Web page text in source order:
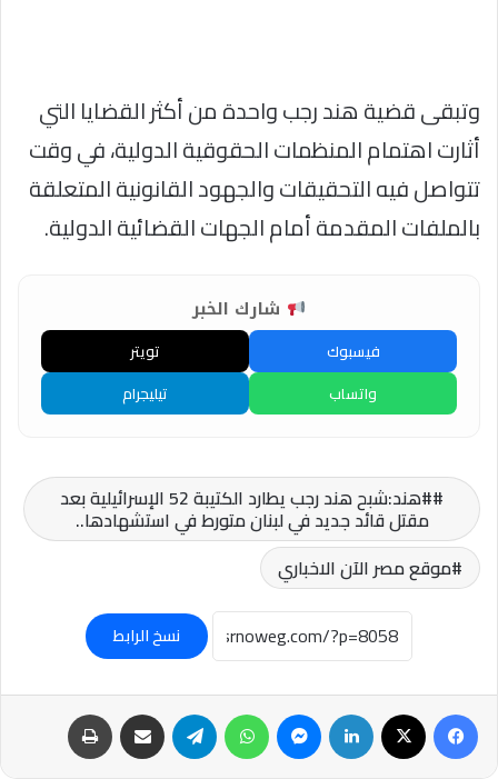
وتبقى قضية هند رجب واحدة من أكثر القضايا التي
أثارت اهتمام المنظمات الحقوقية الدولية، في وقت
تتواصل فيه التحقيقات والجهود القانونية المتعلقة
بالملفات المقدمة أمام الجهات القضائية الدولية.
شارك الخبر
فيسبوك
تويتر
واتساب
تيليجرام
#هند:شبح هند رجب يطارد الكتيبة 52 الإسرائيلية بعد
مقتل قائد جديد في لبنان متورط في استشهادها..
موقع مصر الآن الاخباري
نسخ الرابط
فيسبوك لينكدإن ماسنجر واتساب تيلقرام مشاركة عبر البريد